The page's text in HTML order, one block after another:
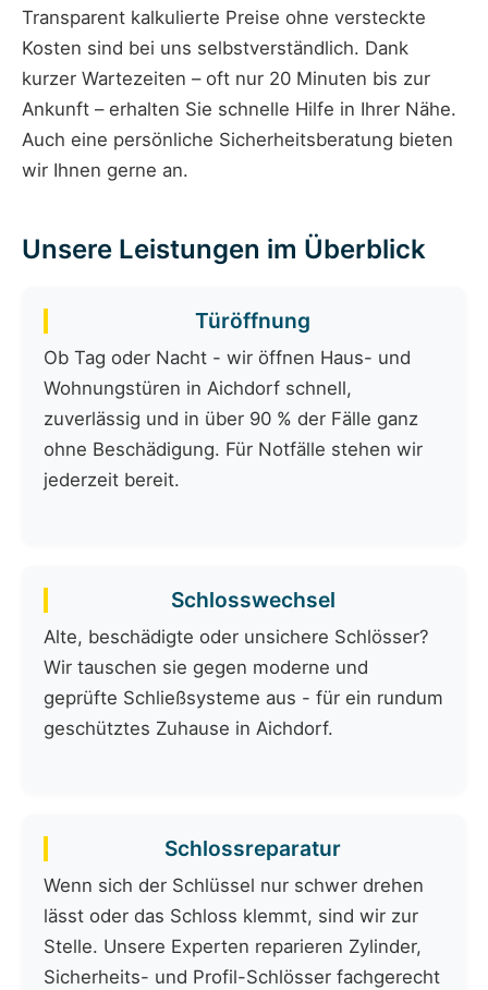
Transparent kalkulierte Preise ohne versteckte
Kosten sind bei uns selbstverständlich. Dank
kurzer Wartezeiten – oft nur 20 Minuten bis zur
Ankunft – erhalten Sie schnelle Hilfe in Ihrer Nähe.
Auch eine persönliche Sicherheitsberatung bieten
wir Ihnen gerne an.
Unsere Leistungen im Überblick
Türöffnung
Ob Tag oder Nacht - wir öffnen Haus- und
Wohnungstüren in Aichdorf schnell,
zuverlässig und in über 90 % der Fälle ganz
ohne Beschädigung. Für Notfälle stehen wir
jederzeit bereit.
Schlosswechsel
Alte, beschädigte oder unsichere Schlösser?
Wir tauschen sie gegen moderne und
geprüfte Schließsysteme aus - für ein rundum
geschütztes Zuhause in Aichdorf.
Schlossreparatur
Wenn sich der Schlüssel nur schwer drehen
lässt oder das Schloss klemmt, sind wir zur
Stelle. Unsere Experten reparieren Zylinder,
Sicherheits- und Profil-Schlösser fachgerecht